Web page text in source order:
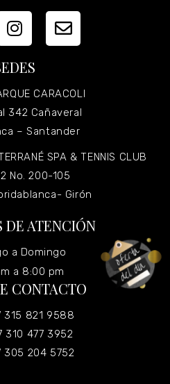
CARACOLI
342 Cañaveral
– Santander
SPA & TENNIS CLUB
No. 200-105
Girón
DE ATENCIÓN
a Domingo
a 8:00 pm
CONTACTO
315 821 9588
310 477 3952
305 204 5752